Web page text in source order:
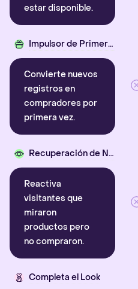
estar disponible.
Impulsor de Primera Compra
Convierte nuevos
registros en
compradores por
primera vez.
Recuperación de Navegación
Reactiva
visitantes que
miraron
productos pero
no compraron.
Completa el Look